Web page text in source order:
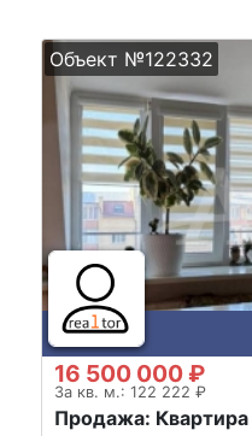
Объект №122332
16 500 000 ₽
За кв. м.: 122 222 ₽
Продажа: Квартира